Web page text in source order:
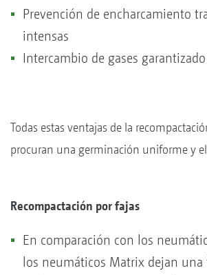
Prevención de encharcamiento
intensas
Intercambio de gases garantizado
Todas estas ventajas de la
procuran una germinación uniforme y
Recompactación por fajas
En comparación con los
los neumáticos Matrix dejan una